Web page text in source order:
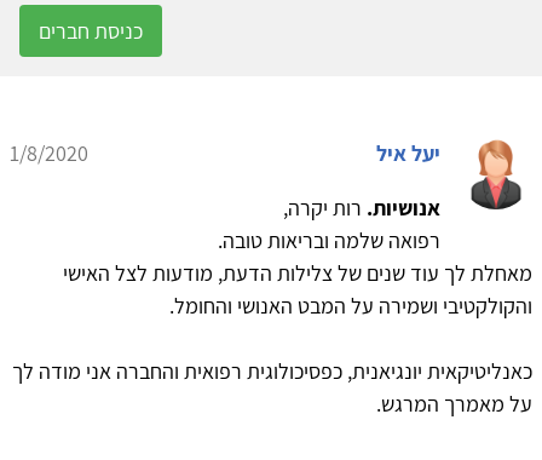
כניסת חברים
יעל איל
1/8/2020
אנושיות. רות יקרה,
רפואה שלמה ובריאות טובה.
מאחלת לך עוד שנים של צלילות הדעת, מודעות לצל האישי
והקולקטיבי ושמירה על המבט האנושי והחומל.
כאנליטיקאית יונגיאנית, כפסיכולוגית רפואית והחברה אני מודה לך
על מאמרך המרגש.